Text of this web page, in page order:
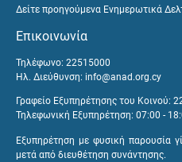
Δείτε προηγούμενα Ενημερωτικά
Επικοινωνία
Τηλέφωνο: 22515000
Ηλ. Διεύθυνση: info@anad.org.cy
Γραφείο Εξυπηρέτησης του Κοινού:
Τηλεφωνική Εξυπηρέτηση: 07:00 -
Εξυπηρέτηση με φυσική παρουσία
μετά από διευθέτηση συνάντησης.